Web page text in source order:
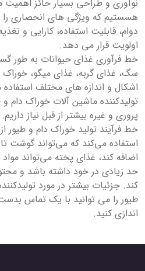
نوآوری و طراحی بسیار حائز
هسستیم که ویژگی های انحصاری
دوام، قابلیت استفاده، کارایی و
اولویت قرار می دهد.
خط فرآوری غذای حیوانات به طور
سگ، غذای گربه، غذای میگو،
اشکال و اندازه های مختلف استفاده
تولیدکننده ماشین آلات خوراک دام و
پروری و غیره بیشتر از قبل نیاز داریم.
خط فرآیند تولید خوراک دام و طیور
استفاده می‌کند که می‌تواند گوشت
اضافه کند، غذای پخته می‌تواند
حد زیادی در خود داشته باشد و
کند. جزئیات بیشتر در مورد
طیور را می توانید با یک تماس بدست
اندازی کنید.